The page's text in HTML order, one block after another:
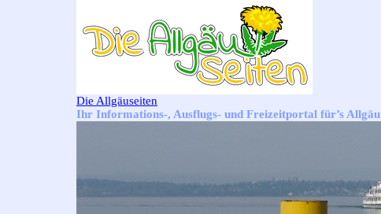
Die Allgäuseiten
Ihr Informations-, Ausflugs- und Freizeitportal für’s Allgäu